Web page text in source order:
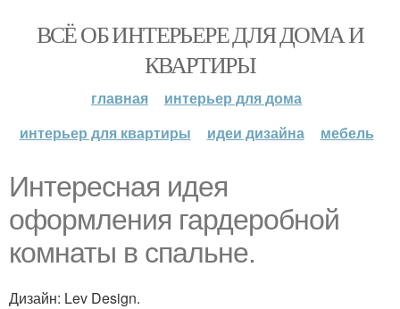
ВСЁ ОБ ИНТЕРЬЕРЕ ДЛЯ ДОМА И
КВАРТИРЫ
главная
интерьер для дома
интерьер для квартиры
идеи дизайна мебель
Интересная идея
оформления гардеробной
комнаты в спальне.
Дизайн: Lev Design.